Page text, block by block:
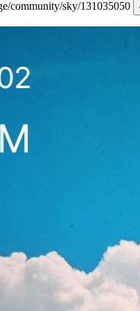
community/sky/131035050